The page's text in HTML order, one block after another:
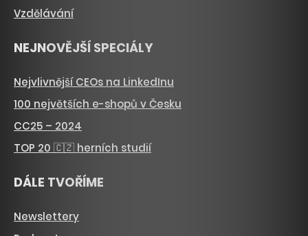
Vzdělávání
NEJNOVĚJŠÍ SPECIÁLY
Nejvlivnější CEOs na LinkedInu
100 největších e-shopů v Česku
CC25 – 2024
TOP 20 🇨🇿 herních studií
DÁLE TVOŘÍME
Newslettery